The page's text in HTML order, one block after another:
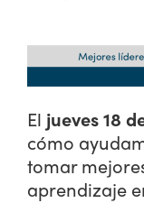
El jueves 18
cómo
tomar
aprendizaje